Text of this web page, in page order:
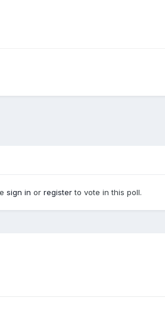
sign in or registerto vote in this poll.